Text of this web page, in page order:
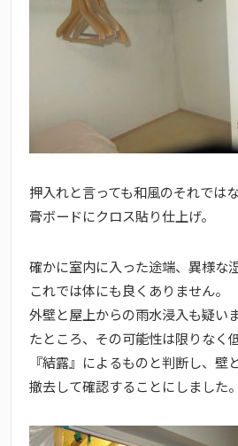
押入れと言っても和風のそれでは
膏ボードにクロス貼り仕上げ。
確かに室内に入った途端、異様な
これでは体にも良くありません。
外壁と屋上からの雨水浸入も疑い
たところ、その可能性は限りなく
『結露』によるものと判断し、壁
撤去して確認することにしました。